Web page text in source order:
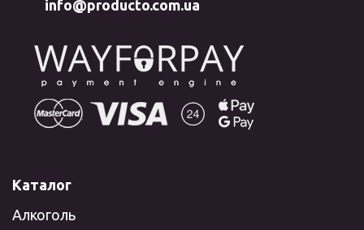
info@producto.com.ua
Каталог
Алкоголь